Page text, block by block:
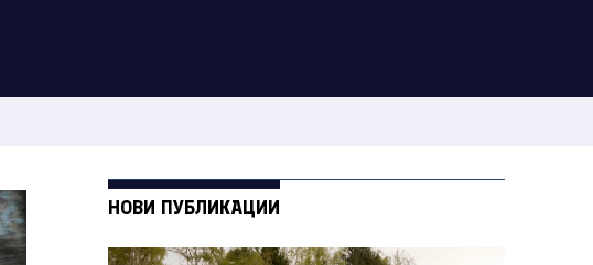
НОВИ ПУБЛИКАЦИИ